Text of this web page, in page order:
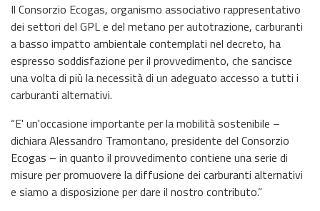
Il Consorzio Ecogas, organismo associativo rappresentativo
dei settori del GPL e del metano per autotrazione, carburanti
a basso impatto ambientale contemplati nel decreto, ha
espresso soddisfazione per il provvedimento, che sancisce
una volta di più la necessità di un adeguato accesso a tutti i
carburanti alternativi.
“E' un'occasione importante per la mobilità sostenibile –
dichiara Alessandro Tramontano, presidente del Consorzio
Ecogas – in quanto il provvedimento contiene una serie di
misure per promuovere la diffusione dei carburanti alternativi
e siamo a disposizione per dare il nostro contributo.”